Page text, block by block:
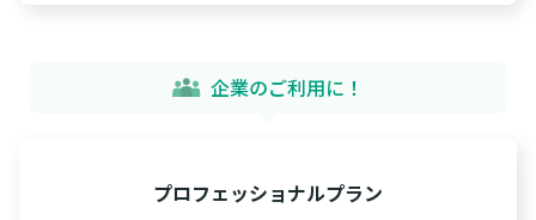
企業のご利用に！
プロフェッショナルプラン